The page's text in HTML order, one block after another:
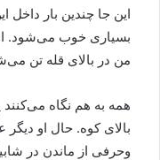
این جا چندین بار
بسیاری خوب می‌شود.
من در بالای قله تن
همه به هم نگاه
بالای کوه. حال او
وحرفی از ماندن در